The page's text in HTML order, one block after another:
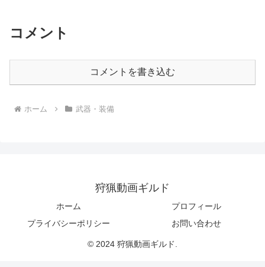
コメント
コメントを書き込む
ホーム 武器・装備
狩猟動画ギルド
ホーム
プロフィール
プライバシーポリシー
お問い合わせ
© 2024 狩猟動画ギルド.